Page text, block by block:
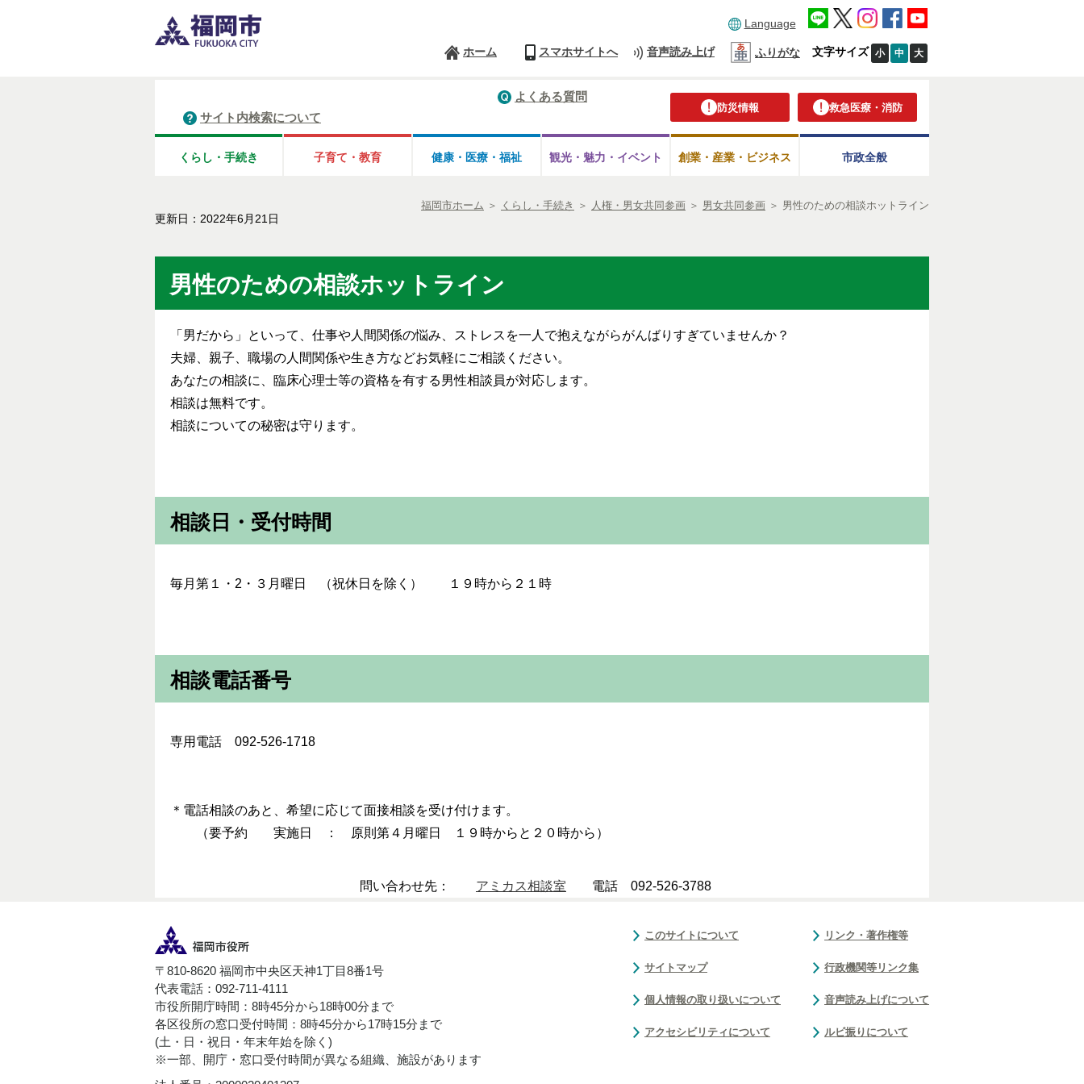
Language
ホーム スマホサイトへ 音声読み上げ ふりがな 文字サイズ 小 中 大
防災情報 救急医療・消防
よくある質問
サイト内検索について
くらし・手続き 子育て・教育 健康・医療・ 福祉 観光・魅力・ イベント 創業・産業・ビジネス 市政全般
福岡市ホーム ＞ くらし・手続き ＞ 人権・男女共同参画 ＞ 男女共同参画 ＞ 男性のための相談ホットライン
更新日：2022年6月21日
男性のための相談ホットライン
「男だから」といって、仕事や人間関係の悩み、ストレスを一人で抱えながらがんばりすぎていませんか？
夫婦、親子、職場の人間関係や生き方などお気軽にご相談ください。
あなたの相談に、臨床心理士等の資格を有する男性相談員が対応します。
相談は無料です。
相談についての秘密は守ります。
相談日・受付時間
毎月第１・2・３月曜日 （祝休日を除く） １９時から２１時
相談電話番号
専用電話 092-526-1718
＊電話相談のあと、希望に応じて面接相談を受け付けます。
（要予約 実施日 ： 原則第４月曜日 １９時からと２０時から）
問い合わせ先： アミカス相談室 電話 092-526-3788
〒810-8620 福岡市中央区天神1丁目8番1号
代表電話：092-711-4111
市役所開庁時間：8時45分から18時00分まで
各区役所の窓口受付時間：8時45分から17時15分まで
(土・日・祝日・年末年始を除く)
※一部、開庁・窓口受付時間が異なる組織、施設があります
このサイトについて
サイトマップ
個人情報の取り扱いについて
アクセシビリティについて
リンク・著作権等
行政機関等リンク集
音声読み上げについて
ルビ振りについて